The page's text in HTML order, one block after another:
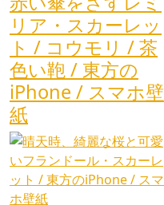
リア・スカーレッ
ト / コウモリ / 茶
色い鞄 / 東方の
iPhone / スマホ壁
紙